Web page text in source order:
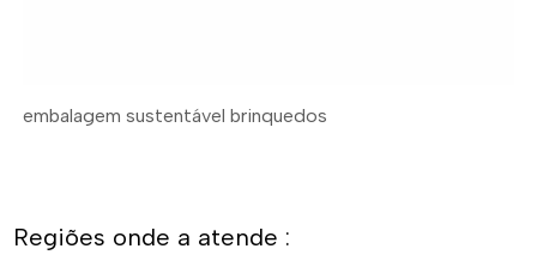
embalagem sustentável brinquedos
Regiões onde a atende :